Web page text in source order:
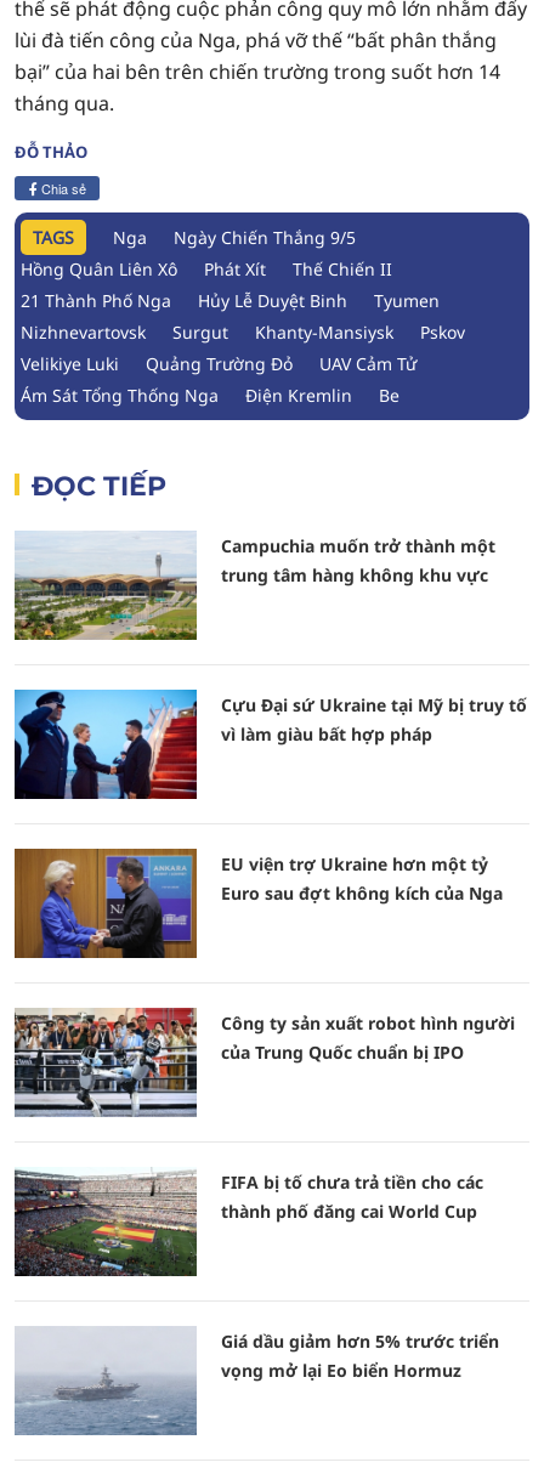
thể sẽ phát động cuộc phản công quy mô lớn nhằm đẩy
lùi đà tiến công của Nga, phá vỡ thế “bất phân thắng
bại” của hai bên trên chiến trường trong suốt hơn 14
tháng qua.
ĐỖ THẢO
Chia sẻ
TAGS Nga
Ngày Chiến Thắng 9/5
Hồng Quân Liên Xô
Phát Xít
Thế Chiến II
21 Thành Phố Nga
Hủy Lễ Duyệt Binh
Tyumen
Nizhnevartovsk
Surgut Khanty-Mansiysk
Pskov
Velikiye Luki
Quảng Trường Đỏ
UAV Cảm Tử
Ám Sát Tổng Thống Nga
Điện Kremlin Be
ĐỌC TIẾP
Campuchia muốn trở thành một
trung tâm hàng không khu vực
Cựu Đại sứ Ukraine tại Mỹ bị truy tố
vì làm giàu bất hợp pháp
EU viện trợ Ukraine hơn một tỷ
Euro sau đợt không kích của Nga
Công ty sản xuất robot hình người
của Trung Quốc chuẩn bị IPO
FIFA bị tố chưa trả tiền cho các
thành phố đăng cai World Cup
Giá dầu giảm hơn 5% trước triển
vọng mở lại Eo biển Hormuz